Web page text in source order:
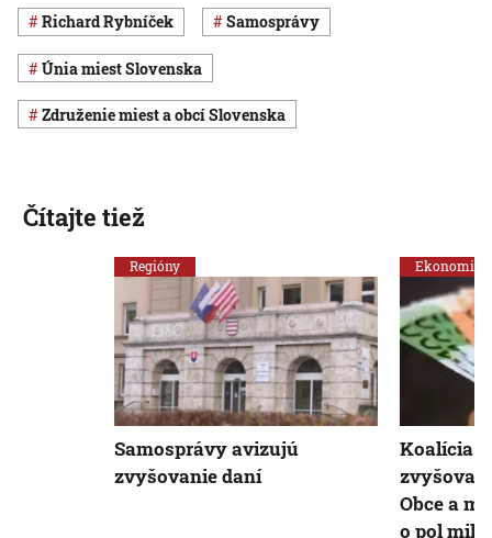
Richard Rybníček samosprávy
Únia miest Slovenska
Združenie miest a obcí Slovenska
Čítajte tiež
Regióny
Samosprávy avizujú
zvyšovanie daní
Ekonomika
Koalícia
zvyšovať
Obce a
o pol